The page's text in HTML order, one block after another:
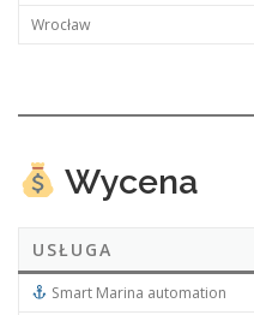
Wrocław
Wycena
USŁUGA
Smart Marina automation